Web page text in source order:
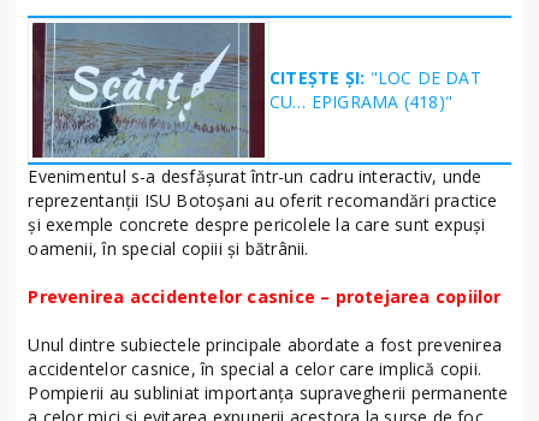
CITEȘTE ȘI: "LOC DE DAT
CU… EPIGRAMA (418)"
Evenimentul s-a desfășurat într-un cadru interactiv, unde
reprezentanții ISU Botoșani au oferit recomandări practice
și exemple concrete despre pericolele la care sunt expuși
oamenii, în special copiii și bătrânii.
Prevenirea accidentelor casnice – protejarea copiilor
Unul dintre subiectele principale abordate a fost prevenirea
accidentelor casnice, în special a celor care implică copii.
Pompierii au subliniat importanța supravegherii permanente